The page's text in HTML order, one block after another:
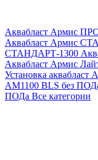
Аквабласт Армис
Аквабласт Армис
СТАНДАРТ-1300
Аквабласт Армис
Установка
AM1100 BLS без
ПОДа Все категории